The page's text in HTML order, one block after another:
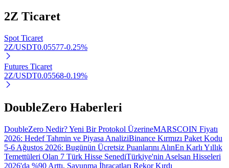
Stake Etmeyi Öğrenin
Pasif gelir kazanma hakkında bilgi edinin
Bitrue
AI
2Z Ticaret
Spot Ticaret
2Z/USDT0.05577-0.25%
Futures Ticaret
2Z/USDT0.05568-0.19%
DoubleZero Haberleri
DoubleZero Nedir? Yeni Bir Protokol ÜzerineMARSCOIN Fiyatı
2026: Hedef Tahmin ve Piyasa AnaliziBinance Kırmızı Paket Kodu
5-6 Ağustos 2026: Bugünün Ücretsiz Puanlarını AlınEn Karlı Yıllık
Temettüleri Olan 7 Türk Hisse SenediTürkiye'nin Aselsan Hisseleri
2026'da %90 Arttı, Savunma İhracatları Rekor Kırdı